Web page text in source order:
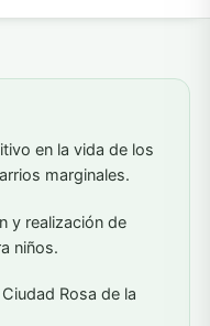
en la vida de los
marginales.
y realización de
niños.
Rosa de la